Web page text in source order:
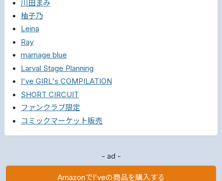
川田まみ
柚子乃
Leina
Ray
marriage blue
Larval Stage Planning
I've GIRL's COMPILATION
SHORT CIRCUIT
ファンクラブ限定
コミックマーケット販売
- ad -
AmazonでI'veの商品を購入する